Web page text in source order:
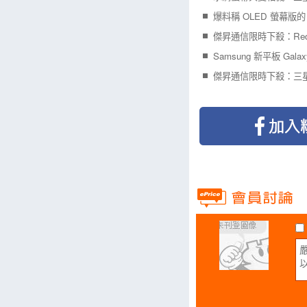
Samsung 新平板